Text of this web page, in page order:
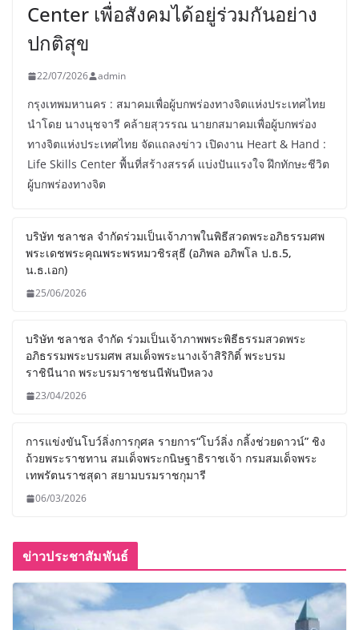
Center เพื่อสังคมได้อยู่ร่วมกันอย่าง
ปกติสุข
22/07/2026 admin
กรุงเทพมหานคร : สมาคมเพื่อผู้บกพร่องทางจิตแห่งประเทศไทย
นำโดย นางนุชจารี คล้ายสุวรรณ นายกสมาคมเพื่อผู้บกพร่อง
ทางจิตแห่งประเทศไทย จัดแถลงข่าว เปิดงาน Heart & Hand :
Life Skills Center พื้นที่สร้างสรรค์ แบ่งปันแรงใจ ฝึกทักษะชีวิต
ผู้บกพร่องทางจิต
บริษัท ชลาชล จำกัดร่วมเป็นเจ้าภาพในพิธีสวดพระอภิธรรมศพ
พระเดชพระคุณพระพรหมวชิรสุธี (อภิพล อภิพโล ป.ธ.5,
น.ธ.เอก)
25/06/2026
บริษัท ชลาชล จำกัด ร่วมเป็นเจ้าภาพพระพิธีธรรมสวดพระ
อภิธรรมพระบรมศพ สมเด็จพระนางเจ้าสิริกิติ์ พระบรม
ราชินีนาถ พระบรมราชชนนีพันปีหลวง
23/04/2026
การแข่งขันโบว์ลิ่งการกุศล รายการ“โบว์ลิ่ง กลิ้งช่วยดาวน์” ชิง
ถ้วยพระราชทาน สมเด็จพระกนิษฐาธิราชเจ้า กรมสมเด็จพระ
เทพรัตนราชสุดา สยามบรมราชกุมารี
06/03/2026
ข่าวประชาสัมพันธ์